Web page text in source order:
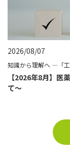
2026/08/07
知識から理解へ ―「
【2026年8月】
て～